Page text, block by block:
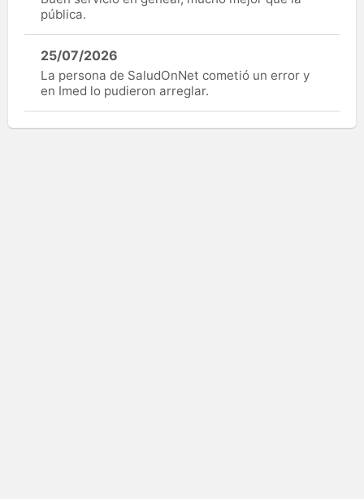
pública.
25/07/2026
La persona de SaludOnNet cometió un error y
en Imed lo pudieron arreglar.